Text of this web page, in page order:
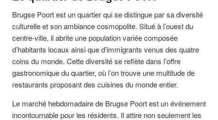
Brugse Poort est un quartier qui se distingue par sa diversité
culturelle et son ambiance cosmopolite. Situé à l’ouest du
centre-ville, il abrite une population variée composée
d’habitants locaux ainsi que d’immigrants venus des quatre
coins du monde. Cette diversité se reflète dans l’offre
gastronomique du quartier, où l’on trouve une multitude de
restaurants proposant des cuisines du monde entier.
Le marché hebdomadaire de Brugse Poort est un événement
incontournable pour les résidents. Il attire non seulement les